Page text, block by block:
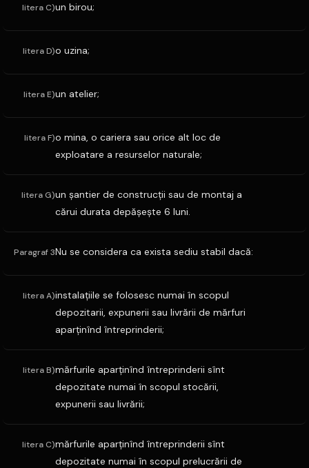
litera C)un birou;
litera D)o uzina;
litera E)un atelier;
litera F)o mina, o cariera sau orice alt loc de
exploatare a resurselor naturale;
litera G)un şantier de construcţii sau de montaj a
cărui durata depăşeşte 6 luni.
Paragraf 3Nu se considera ca exista sediu stabil dacă:
litera A)instalaţiile se folosesc numai în scopul
depozitarii, expunerii sau livrării de mărfuri
aparţinînd întreprinderii;
litera B)mărfurile aparţinînd întreprinderii sînt
depozitate numai în scopul stocării,
expunerii sau livrării;
litera C)mărfurile aparţinînd întreprinderii sînt
depozitate numai în scopul prelucrării de